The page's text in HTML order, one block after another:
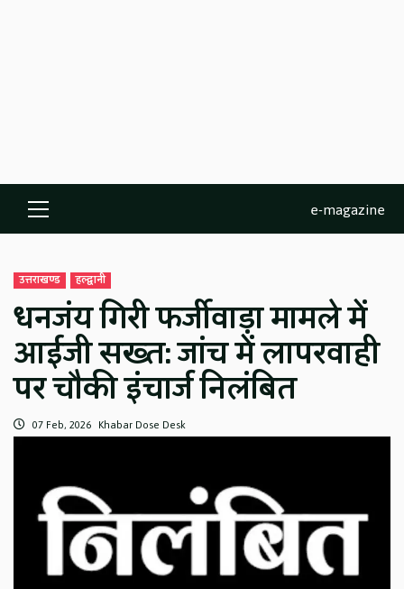
Primary
Menu
e-magazine
उत्तराखण्ड हल्द्वानी
धनजंय गिरी फर्जीवाड़ा मामले में
आईजी सख्त: जांच में लापरवाही
पर चौकी इंचार्ज निलंबित
07 Feb, 2026 Khabar Dose Desk